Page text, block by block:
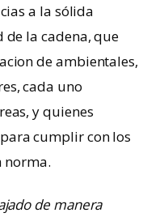
a la sólida
la cadena, que
de ambientales,
cada uno
y quienes
cumplir con los
norma.
de manera